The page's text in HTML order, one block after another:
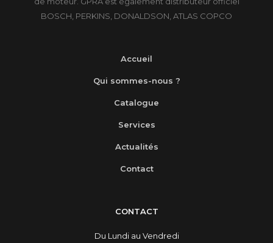
BOSCH, PERKINS, DONALDSON, ATLAS COPCO
Accueil
Qui sommes-nous ?
Catalogue
Services
Actualités
Contact
CONTACT
Du Lundi au Vendredi